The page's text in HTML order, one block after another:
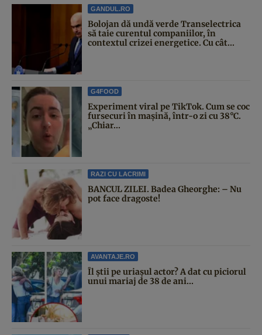
GANDUL.RO
Bolojan dă undă verde Transelectrica
să taie curentul companiilor, în
contextul crizei energetice. Cu cât...
G4FOOD
Experiment viral pe TikTok. Cum se coc
fursecuri în mașină, într-o zi cu 38°C.
„Chiar...
RAZI CU LACRIMI
BANCUL ZILEI. Badea Gheorghe: – Nu
pot face dragoste!
AVANTAJE.RO
Îl știi pe uriașul actor? A dat cu piciorul
unui mariaj de 38 de ani...